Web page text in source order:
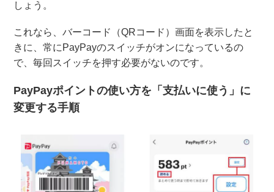
しょう。
これなら、バーコード（QRコード）画面を表示したと
きに、常にPayPayのスイッチがオンになっているの
で、毎回スイッチを押す必要がないのです。
PayPayポイントの使い方を「支払いに使う」に
変更する手順